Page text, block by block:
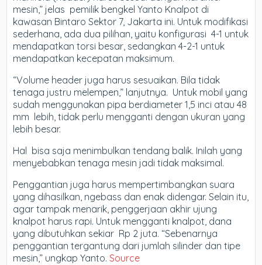
mesin,” jelas pemilik bengkel Yanto Knalpot di
kawasan Bintaro Sektor 7, Jakarta ini. Untuk modifikasi
sederhana, ada dua pilihan, yaitu konfigurasi 4-1 untuk
mendapatkan torsi besar, sedangkan 4-2-1 untuk
mendapatkan kecepatan maksimum.
“Volume header juga harus sesuaikan. Bila tidak
tenaga justru melempen,” lanjutnya. Untuk mobil yang
sudah menggunakan pipa berdiameter 1,5 inci atau 48
mm lebih, tidak perlu mengganti dengan ukuran yang
lebih besar.
Hal bisa saja menimbulkan tendang balik. Inilah yang
menyebabkan tenaga mesin jadi tidak maksimal.
Penggantian juga harus mempertimbangkan suara
yang dihasilkan, ngebass dan enak didengar. Selain itu,
agar tampak menarik, penggerjaan akhir ujung
knalpot harus rapi. Untuk mengganti knalpot, dana
yang dibutuhkan sekiar Rp 2 juta. “Sebenarnya
penggantian tergantung dari jumlah silinder dan tipe
mesin,” ungkap Yanto.Source